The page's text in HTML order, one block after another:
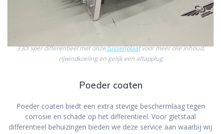
330i sper differentieel met onzetussenplaatvoor meer olie inhoud,
rijwindkoeling en gelijk een aftapplug
Poeder coaten
Poeder coaten biedt een extra stevige beschermlaag tegen
corrosie en schade op het differentieel. Voor gietstaal
differentieel behuizingen bieden we deze service aan waarbij wij